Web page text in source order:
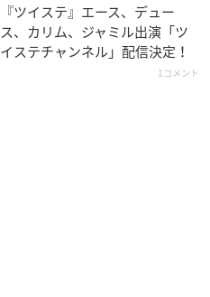
『ツイステ』エース、デュー
ス、カリム、ジャミル出演「ツ
イステチャンネル」配信決定！
1コメント